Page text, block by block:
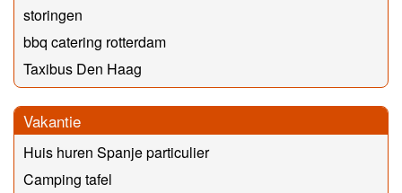
storingen
bbq catering rotterdam
Taxibus Den Haag
Vakantie
Huis huren Spanje particulier
Camping tafel